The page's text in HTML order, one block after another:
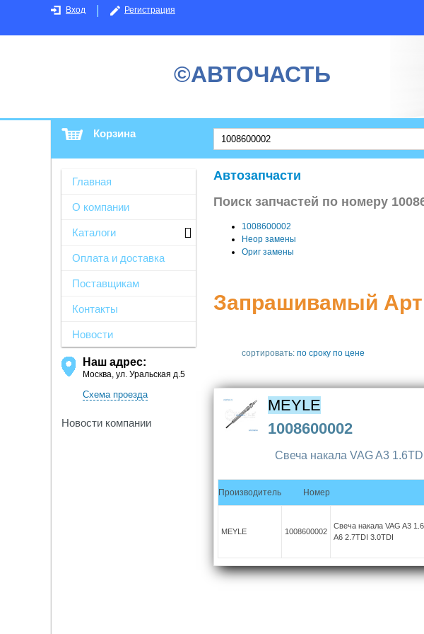
Вход Регистрация
©АВТОЧАСТЬ
Корзина
Главная
О компании
Каталоги
Оплата и доставка
Поставщикам
Контакты
Новости
Наш адрес:
Москва, ул. Уральская д.5
Схема проезда
Новости компании
Автозапчасти
Поиск запчастей по номеру
1008600002
Неор замены
Ориг замены
Запрашивамый
сортировать: по сроку по цене
MEYLE
1008600002
Свеча накала VAG A3
Производитель Номер
MEYLE 1008600002
Свеча накала VAG A3
A6 2.7TDI 3.0TDI